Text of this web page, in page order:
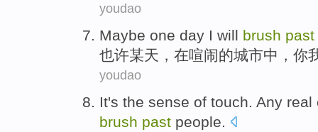
youdao
Maybe one day I will brush past
也许某天 ， 在喧闹的城市中， 你
youdao
It's the sense of touch Any real
brush past people